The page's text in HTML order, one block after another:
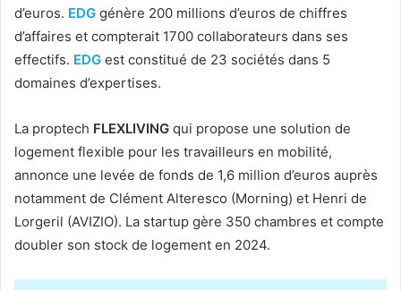
d’euros. EDG génère 200 millions d’euros de chiffres
d’affaires et compterait 1700 collaborateurs dans ses
effectifs. EDG est constitué de 23 sociétés dans 5
domaines d’expertises.
La proptech FLEXLIVING qui propose une solution de
logement flexible pour les travailleurs en mobilité,
annonce une levée de fonds de 1,6 million d’euros auprès
notamment de Clément Alteresco (Morning) et Henri de
Lorgeril (AVIZIO). La startup gère 350 chambres et compte
doubler son stock de logement en 2024.